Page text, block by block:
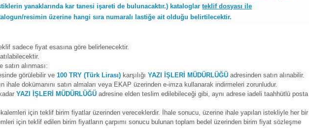
yanaklarında kar tanesi işareti de bulunacaktır.) kataloglarteklif dosyası ile
resimin üzerine hangi sıra numaralı lastiğe ait olduğu belirtilecektir.
sadece fiyat esasına göre belirlenecektir.
satın alınması:
görülebilir ve100 TRY (Türk Lirası) karşılığıYAZI İŞLERİ MÜDÜRLÜĞÜ adresinden satın alınabilir.
ihale dokümanını satın almaları veya EKAP üzerinden e-imza kullanarak indirmeleri zorunludur.
YAZI İŞLERİ MÜDÜRLÜĞÜ adresine elden teslim edilebileceği gibi, aynı adrese iadeli taahhütlü posta
için teklif birim fiyatlar üzerinden vereceklerdir. İhale sonucu, üzerine ihale yapılan istekliyle her bir
için teklif edilen birim fiyatların çarpımı sonucu bulunan toplam bedel üzerinden birim fiyat sözleşme